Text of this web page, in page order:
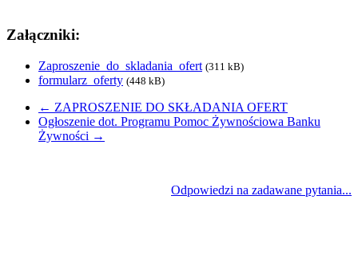
Załączniki:
Zaproszenie_do_skladania_ofert (311 kB)
formularz_oferty (448 kB)
← ZAPROSZENIE DO SKŁADANIA OFERT
Ogłoszenie dot. Programu Pomoc Żywnościowa Banku
Żywności →
Odpowiedzi na zadawane pytania...